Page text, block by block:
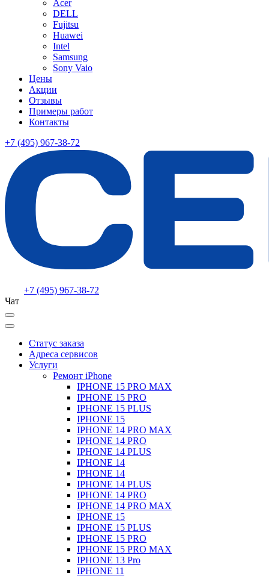
Acer
DELL
Fujitsu
Huawei
Intel
Samsung
Sony Vaio
Цены
Акции
Отзывы
Примеры работ
Контакты
+7 (495) 967-38-72
+7 (495) 967-38-72
Чат
Статус заказа
Адреса сервисов
Услуги
Ремонт iPhone
IPHONE 15 PRO MAX
IPHONE 15 PRO
IPHONE 15 PLUS
IPHONE 15
IPHONE 14 PRO MAX
IPHONE 14 PRO
IPHONE 14 PLUS
IPHONE 14
IPHONE 14
IPHONE 14 PLUS
IPHONE 14 PRO
IPHONE 14 PRO MAX
IPHONE 15
IPHONE 15 PLUS
IPHONE 15 PRO
IPHONE 15 PRO MAX
IPHONE 13 Pro
IPHONE 11